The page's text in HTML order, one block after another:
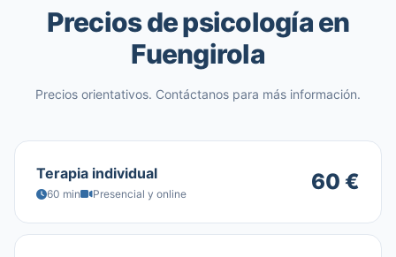
Precios de psicología en
Fuengirola
Precios orientativos. Contáctanos para más información.
Terapia individual
60 min Presencial y online 60 €